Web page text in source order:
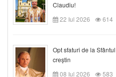
Claudiu!
22 Iul 2026
614
Opt sfaturi de la
creștin
08 Iul 2026
583